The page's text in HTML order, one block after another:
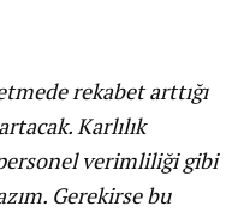
rekabet arttığı
Karlılık
verimliliği gibi
Gerekirse bu